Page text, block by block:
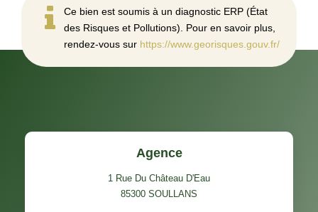
Ce bien est soumis à un diagnostic ERP (État
des Risques et Pollutions). Pour en savoir plus,
rendez-vous sur https://www.georisques.gouv.fr/
Agence
1 Rue Du Château D'Eau
85300 SOULLANS